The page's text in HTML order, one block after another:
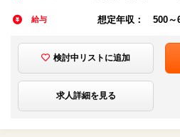
給与 想定年収： 500～
検討中リストに追加
求人詳細を見る